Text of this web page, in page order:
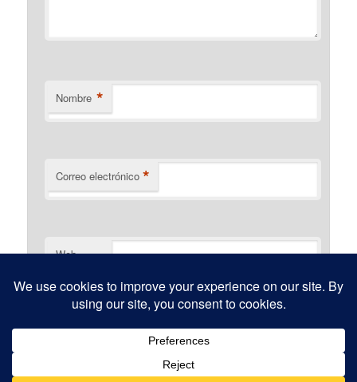
Nombre *
Correo electrónico *
Web
Funciona gracias a WordPress